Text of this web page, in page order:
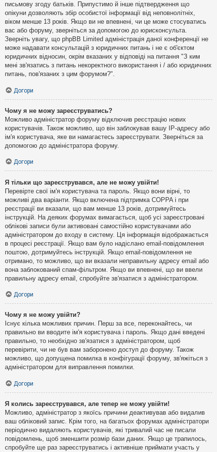
письмову згоду батьків. Припустимо й інше підтвердження що
опікуни дозволяють збір особистої інформації від неповнолітніх,
віком менше 13 років. Якщо ви не впевнені, чи це може стосуватись
вас або форуму, зверніться за допомогою до юрисконсульта.
Зверніть увагу, що phpBB Limited адміністрація даної конференції не
може надавати консультацій з юридичних питань і не є об'єктом
юридичних відносин, окрім вказаних у відповіді на питання "З ким
мені зв'язатись з питань некоректного використання і / або юридичних
питань, пов'язаних з цим форумом?".
Догори
Чому я не можу зареєструватись?
Можливо адміністратор форуму відключив реєстрацію нових
користувачів. Також можливо, що він заблокував вашу IP-адресу або
ім'я користувача, яке ви намагаєтесь зареєструвати. Зверніться за
допомогою до адміністратора форуму.
Догори
Я тільки що зареєструвався, але не можу увійти!
Перевірте свої ім'я користувача та пароль. Якщо вони вірні, то
можливі два варіанти. Якщо включена підтримка COPPA і при
реєстрації ви вказали, що вам менше 13 років, дотримуйтесь
інструкцій. На деяких форумах вимагається, щоб усі зареєстровані
облікові записи були активовані самостійно користувачами або
адміністратором до входу в систему. Ця інформація відображається
в процесі реєстрації. Якщо вам було надіслано email-повідомлення
поштою, дотримуйтесь інструкцій. Якщо email-повідомлення не
отримано, то можливо, що ви вказали неправильну адресу email або
вона заблокований спам-фільтром. Якщо ви впевнені, що ви ввели
правильну адресу email, спробуйте зв'язатися з адміністратором.
Догори
Чому я не можу увійти?
Існує кілька можливих причин. Перш за все, переконайтесь, чи
правильно ви вводите ім'я користувача і пароль. Якщо дані введені
правильно, то необхідно зв'язатися з адміністратором, щоб
перевірити, чи не був вам заборонено доступ до форуму. Також
можливо, що допущена помилка в конфігурації форуму, зв'яжіться з
адміністратором для виправлення помилки.
Догори
Я колись зареєструвався, але тепер не можу увійти!
Можливо, адміністратор з якоїсь причини деактивував або видалив
ваш обліковий запис. Крім того, на багатьох форумах адміністратори
періодично видаляють користувачів, які тривалий час не писали
повідомлень, щоб зменшити розмір бази даних. Якщо це трапилось,
спробуйте ще раз зареєструватись і активніше приймати участь у